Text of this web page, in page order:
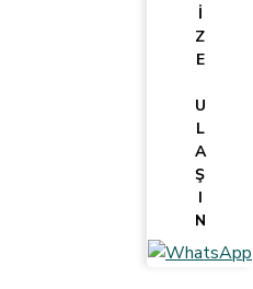
İ
Z
E
U
L
A
Ş
I
N